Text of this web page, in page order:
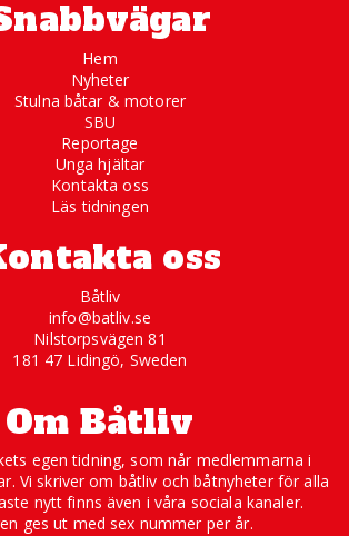
Hem
Nyheter
Stulna båtar & motorer
SBU
Reportage
Unga hjältar
Kontakta oss
Läs tidningen
oss
Båtliv
info@batliv.se
Nilstorpsvägen 81
181 47 Lidingö, Sweden
Om Båtliv
egen tidning, som når medlemmarna i
Vi skriver om båtliv och båtnyheter för alla
nytt finns även i våra sociala kanaler.
ges ut med sex nummer per år.